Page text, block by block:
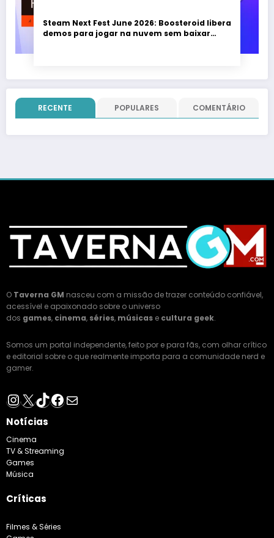
Steam Next Fest June 2026: Boosteroid libera
demos para jogar na nuvem sem baixar
RECENTE POPULARES COMENTÁRIO
O Taverna GM nasceu com a missão de trazer conteúdo confiável,
acessível e apaixonado sobre o universo
dos games, cinema, séries, músicas e cultura geek.
Somos um portal independente, feito por e para fãs, com olhar crítico
e editorial sobre o que realmente importa para a comunidade nerd e
gamer.
Instagram
X TikTok
Facebook
E-mail
Notícias
Cinema
TV & Streaming
Games
Música
Críticas
Filmes & Séries